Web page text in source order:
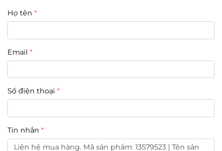
Họ tên
Email
Số điện thoại
Tin nhắn